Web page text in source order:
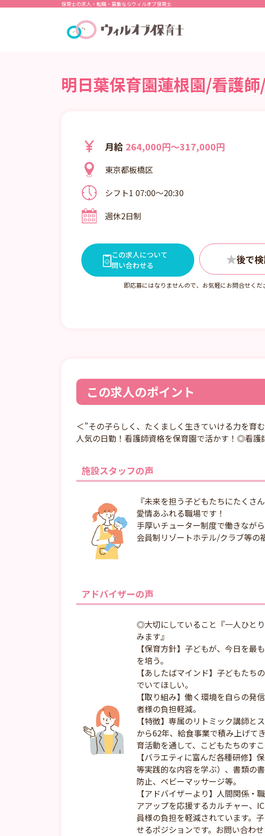
保育士の求人・転職・募集ならウィルオブ保育士
明日葉保育園蓮根園/看護
月給 264,000円～317,000円
東京都板橋区
シフト1 07:00～20:30
平日：7:00～20:30／土曜日：7:00～20:30の
週休2日制
この求人について
問い合わせる
即応募にはなりませんので、お気軽にお問合せくだ
この求人のポイント
＜”その子らしく、たくましく生きていける力を育
人気の日勤！看護師資格を保育園で活かす！◎看
施設スタッフの声
『未来を担う子どもたちにたくさ
愛情あふれる職場です！
手厚いチューター制度で働きなが
会員制リゾートホテル/クラブ等の
アドバイザーの声
◎大切にしていること『一人ひと
みます』
【保育方針】子どもが、今日を最
を培う。
【あしたばマインド】子どもたち
でいてほしい。
【取り組み】働く環境を自らの発
者様の負担軽減。
【特徴】専属のリトミック講師と
から62年、給食事業で積み上げて
育活動を通して、こどもたちのす
【バラエティに富んだ各種研修】
等実践的な内容を学ぶ）、書類の
防止、ベビーマッサージ等。
【アドバイザーより】人間関係・
アアップを応援するカルチャー、
員様の負担を軽減されています。
せるポジションです。お問い合わ